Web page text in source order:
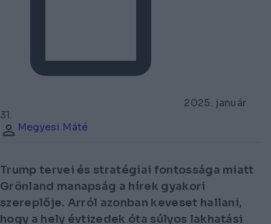
2025. január
31.
Megyesi Máté
Trump tervei és stratégiai fontossága miatt
Grönland manapság a hírek gyakori
szereplője. Arról azonban keveset hallani,
hogy a hely évtizedek óta súlyos lakhatási